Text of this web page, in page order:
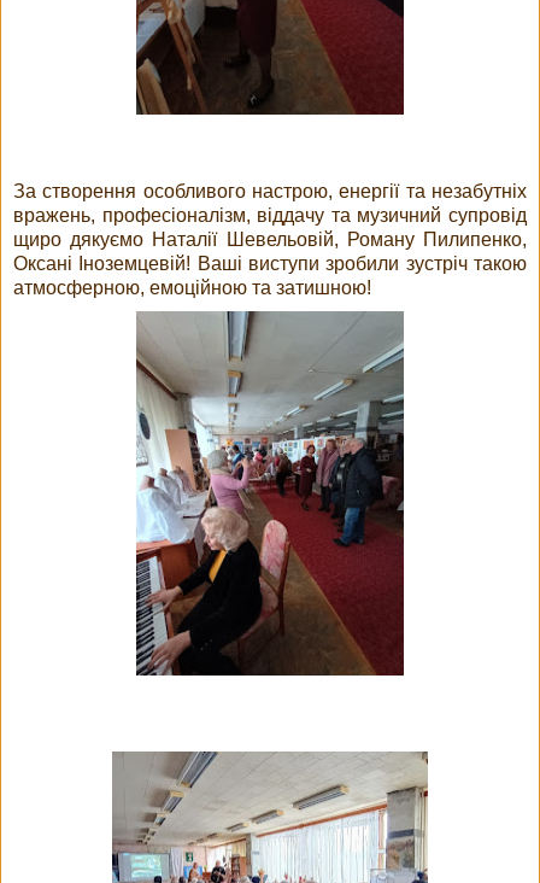
За створення особливого настрою, енергії та незабутніх
вражень, професіоналізм, віддачу та музичний супровід
щиро дякуємо Наталії Шевельовій, Роману Пилипенко,
Оксані Іноземцевій! Ваші виступи зробили зустріч такою
атмосферною, емоційною та затишною!